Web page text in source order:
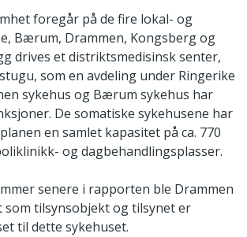
foregår på de fire lokal- og
Bærum, Drammen, Kongsberg og
drives et distriktsmedisinsk senter,
som en avdeling under Ringerike
sykehus og Bærum sykehus har
De somatiske sykehusene har
en samlet kapasitet på ca. 770
og dagbehandlingsplasser.
senere i rapporten ble Drammen
som tilsynsobjekt og tilsynet er
til dette sykehuset.